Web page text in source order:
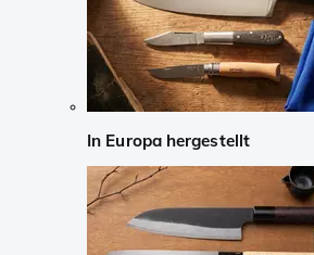
In Europa hergestellt